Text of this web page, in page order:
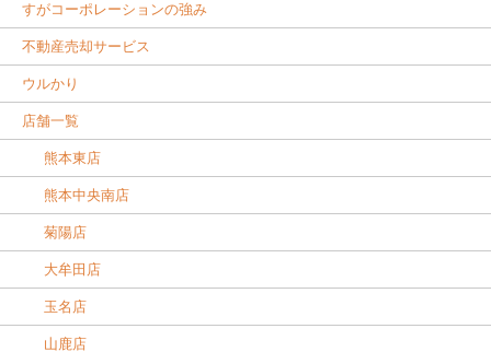
すがコーポレーションの強み
不動産売却サービス
ウルかり
店舗一覧
熊本東店
熊本中央南店
菊陽店
大牟田店
玉名店
山鹿店